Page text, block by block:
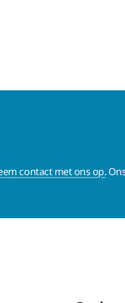
contact met ons op.